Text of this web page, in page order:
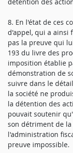
8. En l'état de ces
d'appel, qui a ainsi
pas la preuve qui
193 du livre des
imposition établie
démonstration de
suivre dans le
la société ne
la détention des
pouvait soutenir
son détriment de
l'administration
preuve impossible.